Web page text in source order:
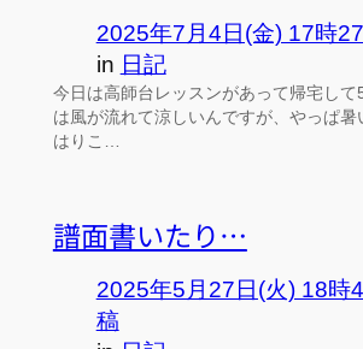
2025年7月4日(金) 17時
in 日記
今日は高師台レッスンがあって帰宅して
は風が流れて涼しいんですが、やっぱ暑
はりこ…
譜面書いたり…
2025年5月27日(火) 18時
稿